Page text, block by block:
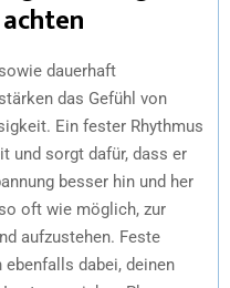
dauerhaft
das Gefühl von
Ein fester Rhythmus
und sorgt dafür, dass er
besser hin und her
oft wie möglich, zur
aufzustehen. Feste
ebenfalls dabei, deinen